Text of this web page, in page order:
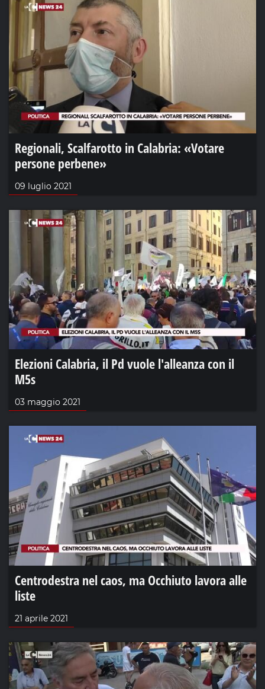
Regionali, Scalfarotto in Calabria: «Votare
persone perbene»
09 luglio 2021
Elezioni Calabria, il Pd vuole l'alleanza con il
M5s
03 maggio 2021
Centrodestra nel caos, ma Occhiuto lavora alle
liste
21 aprile 2021